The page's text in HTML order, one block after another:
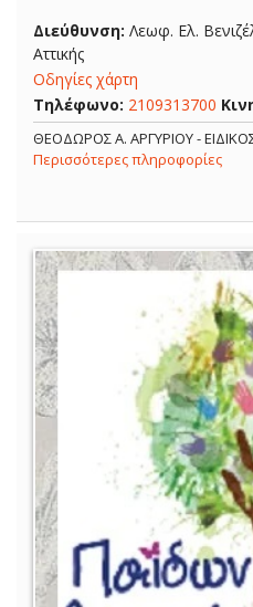
Διεύθυνση: Λεωφ. Ελ.
Αττικής
Οδηγίες χάρτη
Τηλέφωνο: 2109313700
ΘΕΟΔΩΡΟΣ Α. ΑΡΓΥΡΙΟΥ -
Περισσότερες πληροφορίες